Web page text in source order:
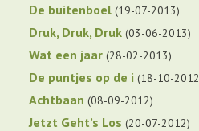
De buitenboel 19-07-2013
Druk, Druk, Druk 03-06-2013
Wat een jaar 28-02-2013
De puntjes op de i 18-10-2012
Achtbaan 08-09-2012
Jetzt Geht’s Los 20-07-2012